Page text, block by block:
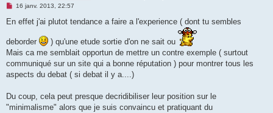
M
s
g
n
o
l
16 janv. 2013, 22:57
En effet j'ai plutot tendance a faire a l'experience ( dont tu sembles
deborder
) qu'une etude sortie d'on ne sait ou
Mais ca me semblait opportun de mettre un contre exemple ( surtout
communiqué sur un site qui a bonne réputation ) pour montrer tous les
aspects du debat ( si debat il y a....)
Du coup, cela peut presque decridibiliser leur position sur le
"minimalisme" alors que je suis convaincu et pratiquant du